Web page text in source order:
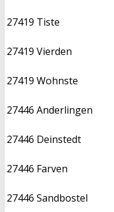
27419 Tiste
27419 Vierden
27419 Wohnste
27446 Anderlingen
27446 Deinstedt
27446 Farven
27446 Sandbostel